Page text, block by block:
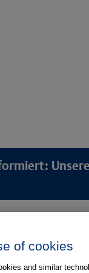
Digitale
of cookies
and similar